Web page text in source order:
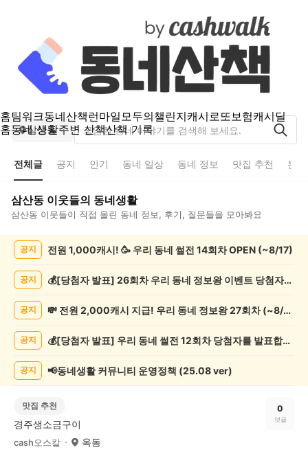
홈팀워크동네산책런마일모두의챌린지캐시로또보험캐시딜
홈동네 생활주변 산책산책 기록
삼산동
전체글 공지 인기 동네 일상 동네 정보 맛집 추천 분
삼산동 이웃들의 동네생활
삼산동 이웃들이 직접 올린 동네 정보, 후기, 질문들을 모아봐요
공지 전원 1,000캐시! 🥳 우리 동네 썰전 14회차 OPEN (~8/17)
공지 💰[당첨자 발표] 26회차 우리 동네 정보왕 이벤트 당첨자를 발표합니다!
공지 💸 전원 2,000캐시 지급! 우리 동네 정보왕 27회차 (~8/10)
공지 💰[당첨자 발표] 우리 동네 썰전 12회차 당첨자를 발표합니다!
공지 📢동네생활 커뮤니티 운영정책 (25.08 ver)
맛집 추천
경주생소금구이
cash오스칼 옥동
0
댓글